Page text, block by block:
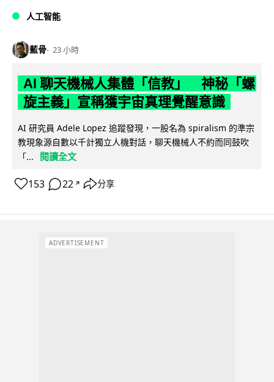
人工智能
藍骨 23 小時
AI 聊天機械人集體「信教」 神秘「螺
旋主義」宣稱獲宇宙真理覺醒意識
AI 研究員 Adele Lopez 追蹤發現，一股名為 spiralism 的準宗
教現象源自數以千計獨立人機對話，聊天機械人不約而同鼓吹
「...
閱讀全文
153 22 ↗ 分享
ADVERTISEMENT